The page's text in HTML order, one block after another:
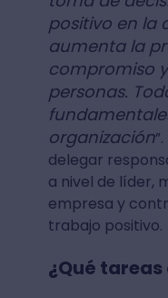
positivo en la
aumenta la
compromiso
personas.
organización
delegar
a nivel de líder,
empresa y
trabajo positivo.
¿Qué